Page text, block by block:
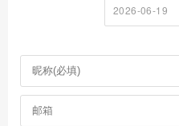
2026-06-19